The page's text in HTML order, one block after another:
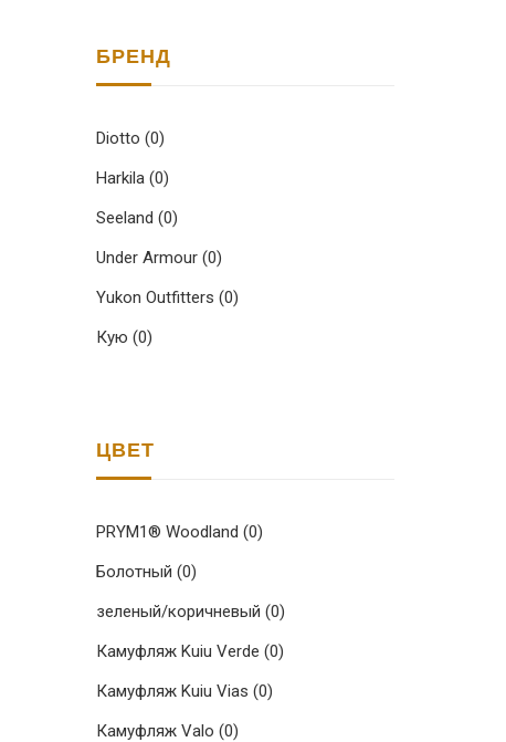
БРЕНД
Diotto (0)
Harkila (0)
Seeland (0)
Under Armour (0)
Yukon Outfitters (0)
Кую (0)
ЦВЕТ
PRYM1® Woodland (0)
Болотный (0)
зеленый/коричневый (0)
Камуфляж Kuiu Verde (0)
Камуфляж Kuiu Vias (0)
Камуфляж Valo (0)